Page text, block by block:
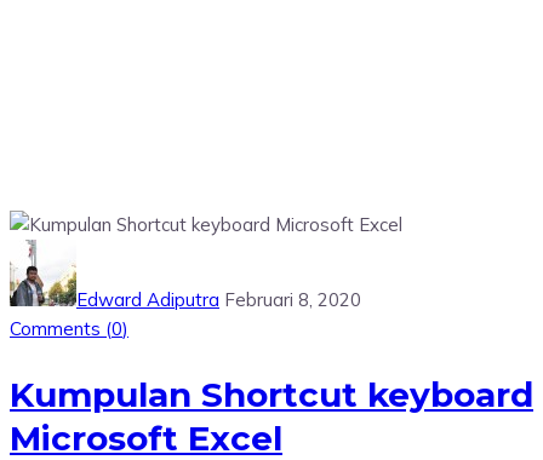
Edward Adiputra Februari 8, 2020
Comments (0)
Kumpulan Shortcut keyboard
Microsoft Excel